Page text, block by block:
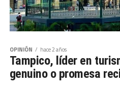
OPINIÓN hace 2 años
Tampico, líder en
genuino o promesa